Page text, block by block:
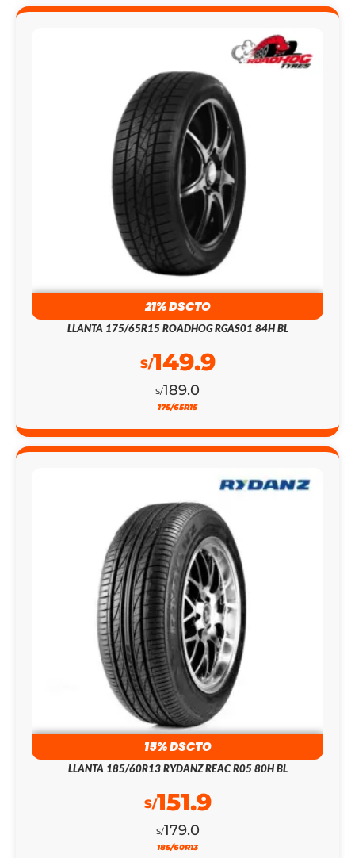
21% DSCTO
LLANTA 175/65R15 ROADHOG RGAS01 84H BL
S/189.0
S/149.9
175/65R15
15% DSCTO
LLANTA 185/60R13 RYDANZ REAC R05 80H BL
S/179.0
S/151.9
185/60R13